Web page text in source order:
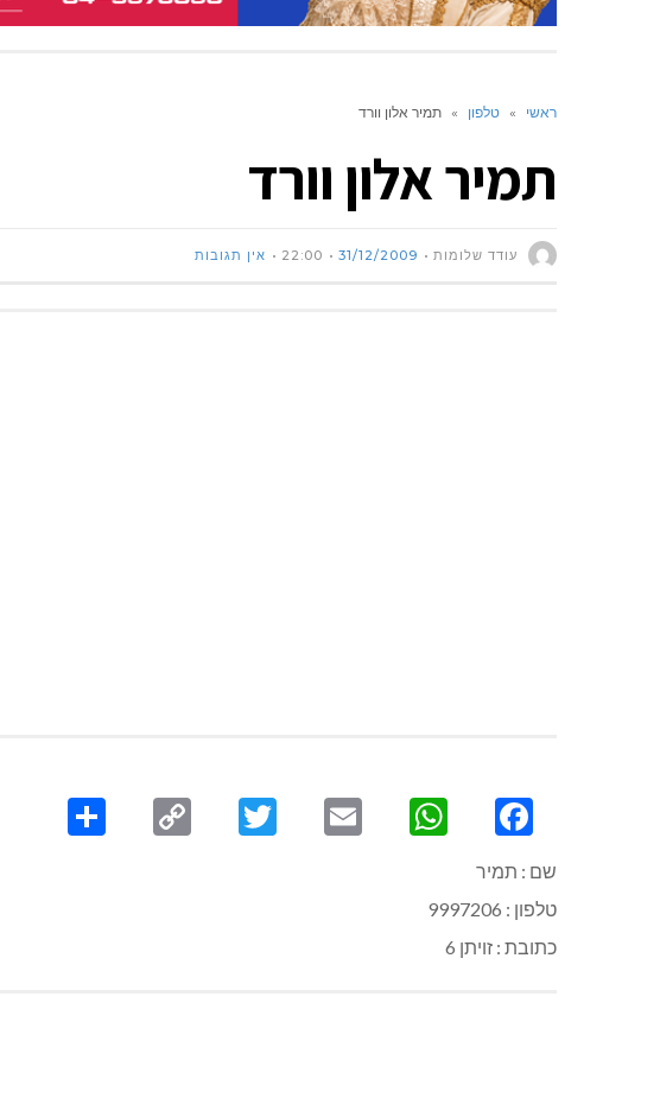
ראשי » טלפון » תמיר אלון וורד
תמיר אלון וורד
עודד שלומות 31/12/2009
22:00 אין תגובות
Facebook
WhatsApp
Email
Twitter
Copy
שם : תמיר
טלפון : 9997206
כתובת : זויתן 6